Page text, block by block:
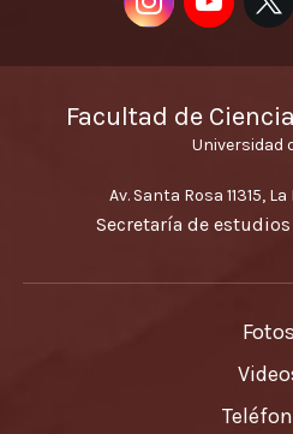
Facultad de
Universidad
Av. Santa Rosa 11315,
Secretaría de estudios
Fotos